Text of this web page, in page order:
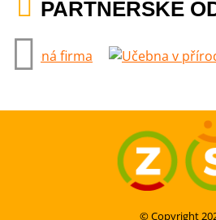
PARTNERSKÉ
© Copyright